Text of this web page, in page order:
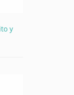
y